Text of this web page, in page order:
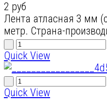
2 руб
Лента атласная 3 мм
метр. Страна-
Quick View
Quick View